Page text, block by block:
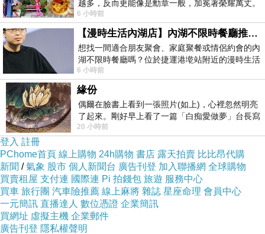
11:15 CX564 桃園起飛
（午餐）機上
越多，反而更能像是勳章一般，加冕著榮耀萬丈。
習慣一如縱容，成了再難輕輕放下的罪證
6 小時前
【漫時生活內湖店】內湖不限時餐廳推薦｜捷運港墘站美食，聚餐、約會、家庭聚會首選，正餐甜點一次滿足
想找一間適合朋友聚會、家庭聚餐或情侶約會的內
湖不限時餐廳嗎？位於捷運港墘站附近的漫時生活
內湖店，從捷運站步行約4分鐘即可抵
6 小時前
緣份
偶爾在臉書上看到一張照片(如上)，心裡忽然明亮
了起來。剛好早上看了一篇「白痴愛做夢」台長寫
的貼文，在回顧年輕時瘋狂愛上
20 小時前
登入 註冊
PChome首頁 線上購物 24h購物 書店 露天拍賣 比比昂代購
新聞 /氣象 股市 個人新聞台 廣告刊登 加入聯播網 全球購物
買賣租屋 支付連 國際連 Pi 拍錢包 旅遊 服務中心
買車 旅行團 汽車險推薦 線上麻將 雜誌 星座命理 會員中心
一元簡訊 直播達人 數位憑證 企業簡訊
買網址 虛擬主機 企業郵件
廣告刊登 隱私權聲明